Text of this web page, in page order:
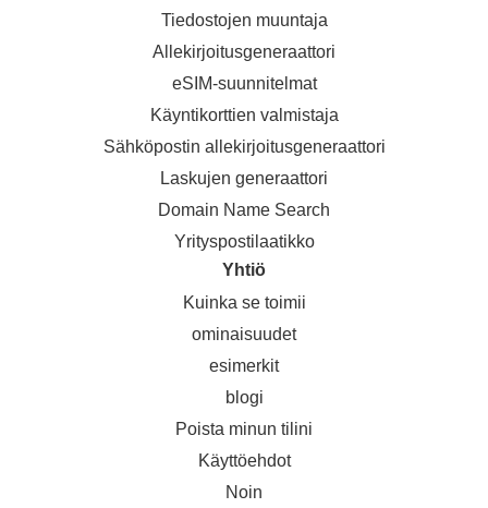
Tiedostojen muuntaja
Allekirjoitusgeneraattori
eSIM-suunnitelmat
Käyntikorttien valmistaja
Sähköpostin allekirjoitusgeneraattori
Laskujen generaattori
Domain Name Search
Yrityspostilaatikko
Yhtiö
Kuinka se toimii
ominaisuudet
esimerkit
blogi
Poista minun tilini
Käyttöehdot
Noin